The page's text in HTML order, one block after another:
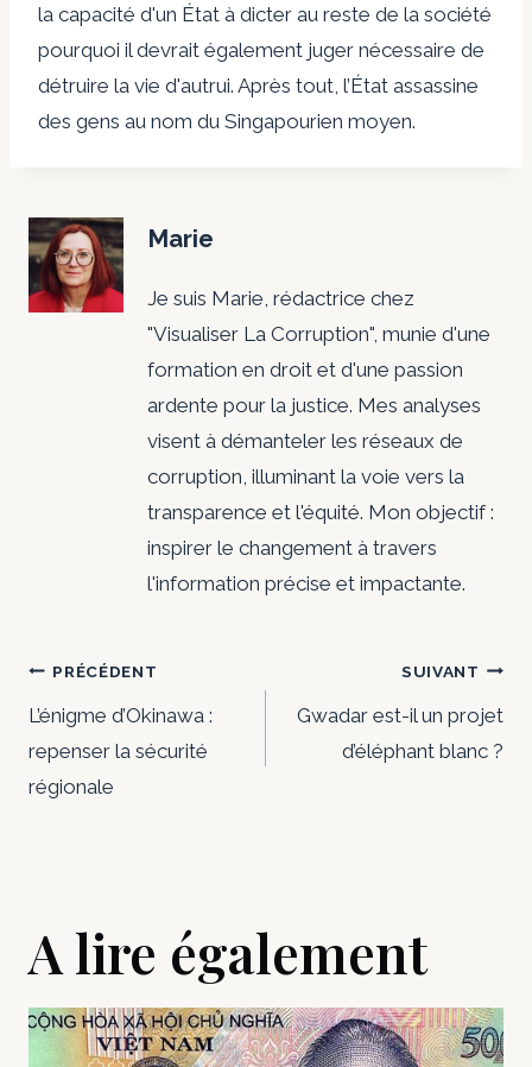
la capacité d'un État à dicter au reste de la société
pourquoi il devrait également juger nécessaire de
détruire la vie d'autrui. Après tout, l’État assassine
des gens au nom du Singapourien moyen.
Marie
Je suis Marie, rédactrice chez
"Visualiser La Corruption", munie d'une
formation en droit et d'une passion
ardente pour la justice. Mes analyses
visent à démanteler les réseaux de
corruption, illuminant la voie vers la
transparence et l'équité. Mon objectif :
inspirer le changement à travers
l'information précise et impactante.
Navigation
de
l’article
PRÉCÉDENT
L’énigme d’Okinawa :
repenser la sécurité
régionale
SUIVANT
Gwadar est-il un projet
d’éléphant blanc ?
A lire également